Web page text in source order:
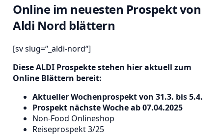
Online im neuesten Prospekt von
Aldi Nord blättern
[sv slug=“_aldi-nord“]
Diese ALDI Prospekte stehen hier aktuell zum
Online Blättern bereit:
Aktueller Wochenprospekt von 31.3. bis 5.4.
Prospekt nächste Woche ab 07.04.2025
Non-Food Onlineshop
Reiseprospekt 3/25